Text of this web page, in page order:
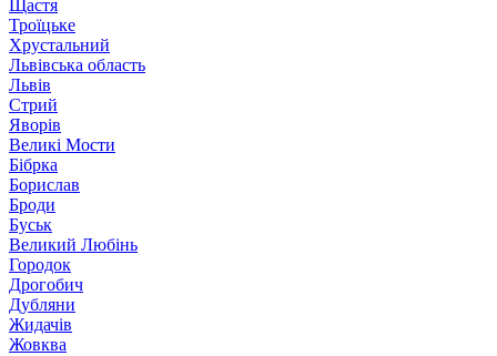
Щастя
Троїцьке
Хрустальний
Львівська область
Львів
Стрий
Яворів
Великі Мости
Бібрка
Борислав
Броди
Буськ
Великий Любінь
Городок
Дрогобич
Дубляни
Жидачів
Жовква